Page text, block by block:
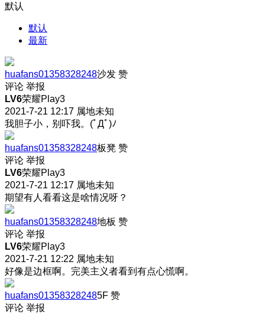
默认
默认
最新
huafans01358328248沙发 赞
评论 举报
LV6荣耀Play3
2021-7-21 12:17 属地未知
我胆子小，别吓我。(ﾟДﾟ)ﾉ
huafans01358328248板凳 赞
评论 举报
LV6荣耀Play3
2021-7-21 12:17 属地未知
期望有人看看这是啥情况呀？
huafans01358328248地板 赞
评论 举报
LV6荣耀Play3
2021-7-21 12:22 属地未知
好像是边框啊。完美主义者看到有点心慌啊。
huafans013583282485F 赞
评论 举报